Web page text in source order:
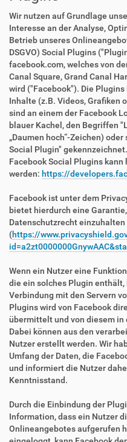
Wir nutzen auf Grundlage
Interesse an der Analyse,
Betrieb unseres
DSGVO) Social Plugins
facebook.com, welches von
Canal Square, Grand Canal
wird ("Facebook"). Die
Inhalte (z.B. Videos, Grafiken
sind an einem der Facebook
blauer Kachel, den Begriffen
„Daumen hoch“-Zeichen)
Social Plugin"
Facebook Social Plugins kann
werden: https://
Facebook ist unter dem
bietet hierdurch eine
Datenschutzrecht einzuhalten
(https://
Wenn ein Nutzer eine
die ein solches Plugin
Verbindung mit den Servern
Plugins wird von Facebook
übermittelt und von diesem in
Dabei können aus den
Nutzer erstellt werden. Wir
Umfang der Daten, die
und informiert die Nutzer
Kenntnisstand.
Durch die Einbindung der
Information, dass ein Nutzer
Onlineangebotes aufgerufen